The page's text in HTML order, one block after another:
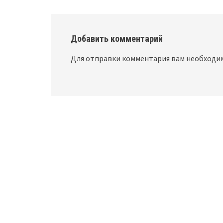
Добавить комментарий
Для отправки комментария вам